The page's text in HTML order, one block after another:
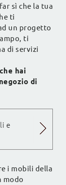
sì che la tua
ti
un progetto
ti
di servizi
hai
di
e
i mobili della
modo